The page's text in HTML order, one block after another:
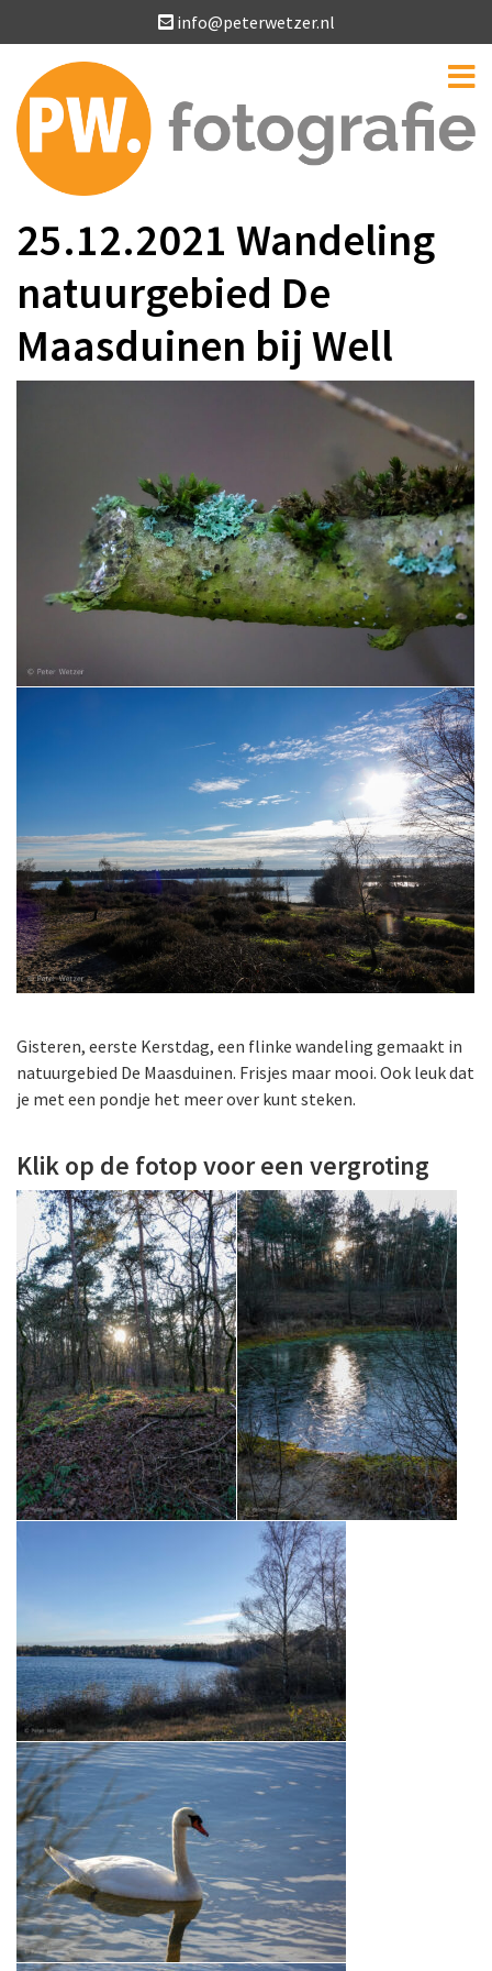
info@peterwetzer.nl
25.12.2021 Wandeling
natuurgebied De
Maasduinen bij Well
Gisteren, eerste Kerstdag, een flinke wandeling gemaakt in
natuurgebied De Maasduinen. Frisjes maar mooi. Ook leuk dat
je met een pondje het meer over kunt steken.
Klik op de fotop voor een vergroting